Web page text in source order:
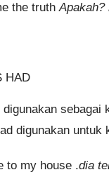
the truthApakah?
HAD
digunakan
digunakan
to my house .dia